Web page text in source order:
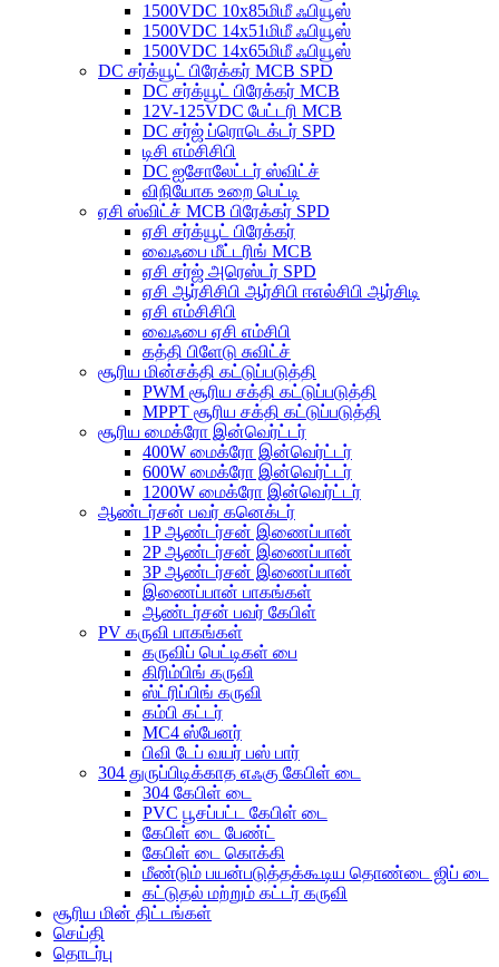
1500VDC 10x85மிமீ ஃபியூஸ்
1500VDC 14x51மிமீ ஃபியூஸ்
1500VDC 14x65மிமீ ஃபியூஸ்
DC சர்க்யூட் பிரேக்கர் MCB SPD
DC சர்க்யூட் பிரேக்கர் MCB
12V-125VDC பேட்டரி MCB
DC சர்ஜ் ப்ரொடெக்டர் SPD
டிசி எம்சிசிபி
DC ஐசோலேட்டர் ஸ்விட்ச்
விநியோக உறை பெட்டி
ஏசி ஸ்விட்ச் MCB பிரேக்கர் SPD
ஏசி சர்க்யூட் பிரேக்கர்
வைஃபை மீட்டரிங் MCB
ஏசி சர்ஜ் அரெஸ்டர் SPD
ஏசி ஆர்சிசிபி ஆர்சிபி ஈஎல்சிபி ஆர்சிடி
ஏசி எம்சிசிபி
வைஃபை ஏசி எம்சிபி
கத்தி பிளேடு சுவிட்ச்
சூரிய மின்சக்தி கட்டுப்படுத்தி
PWM சூரிய சக்தி கட்டுப்படுத்தி
MPPT சூரிய சக்தி கட்டுப்படுத்தி
சூரிய மைக்ரோ இன்வெர்ட்டர்
400W மைக்ரோ இன்வெர்ட்டர்
600W மைக்ரோ இன்வெர்ட்டர்
1200W மைக்ரோ இன்வெர்ட்டர்
ஆண்டர்சன் பவர் கனெக்டர்
1P ஆண்டர்சன் இணைப்பான்
2P ஆண்டர்சன் இணைப்பான்
3P ஆண்டர்சன் இணைப்பான்
இணைப்பான் பாகங்கள்
ஆண்டர்சன் பவர் கேபிள்
PV கருவி பாகங்கள்
கருவிப் பெட்டிகள் பை
கிரிம்பிங் கருவி
ஸ்ட்ரிப்பிங் கருவி
கம்பி கட்டர்
MC4 ஸ்பேனர்
பிவி டேப் வயர் பஸ் பார்
304 துருப்பிடிக்காத எஃகு கேபிள் டை
304 கேபிள் டை
PVC பூசப்பட்ட கேபிள் டை
கேபிள் டை பேண்ட்
கேபிள் டை கொக்கி
மீண்டும் பயன்படுத்தக்கூடிய தொண்டை ஜிப் டை
கட்டுதல் மற்றும் கட்டர் கருவி
சூரிய மின் திட்டங்கள்
செய்தி
தொடர்பு